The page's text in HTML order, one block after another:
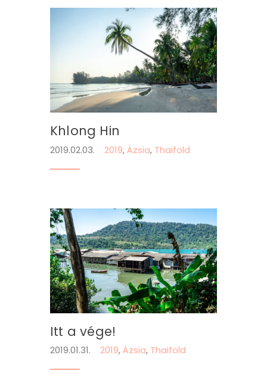
Khlong Hin
2019.02.03. 2019,Ázsia, Thaiföld
Itt a vége!
2019.01.31. 2019,Ázsia, Thaiföld